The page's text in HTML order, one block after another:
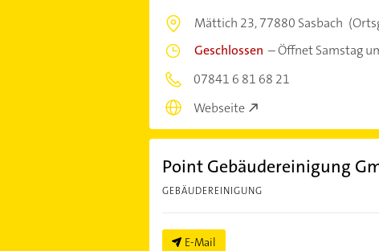
Mättich 23,77880 Sasbach
Geschlossen –Öffnet Samstag
07841 6 81 68 21
Webseite
Point Gebäudereinigung
GEBÄUDEREINIGUNG
E-Mail